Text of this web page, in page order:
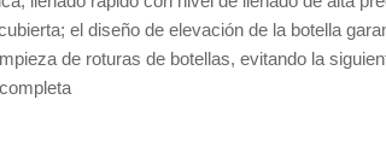
el diseño de elevación de la botella
de roturas de botellas, evitando la